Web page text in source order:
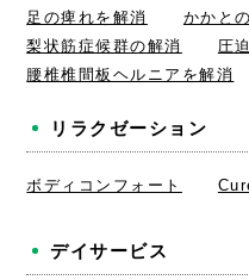
足の痺れを解消
かかと
梨状筋症候群の解消
圧
腰椎椎間板ヘルニアを解消
リラクゼーション
ボディコンフォート
デイサービス